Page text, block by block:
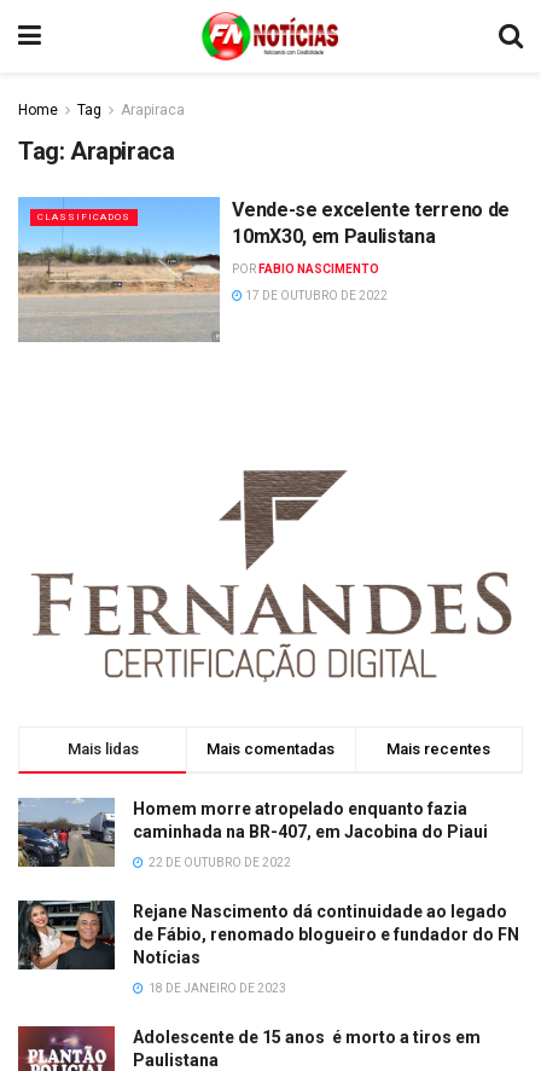
Home Tag Arapiraca
Tag: Arapiraca
CLASSIFICADOS
Vende-se excelente terreno de
10mX30, em Paulistana
POR FABIO NASCIMENTO
17 DE OUTUBRO DE 2022
Mais lidas Mais comentadas Mais recentes
Homem morre atropelado enquanto fazia
caminhada na BR-407, em Jacobina do Piaui
22 DE OUTUBRO DE 2022
Rejane Nascimento dá continuidade ao legado
de Fábio, renomado blogueiro e fundador do FN
Notícias
18 DE JANEIRO DE 2023
Adolescente de 15 anos é morto a tiros em
Paulistana